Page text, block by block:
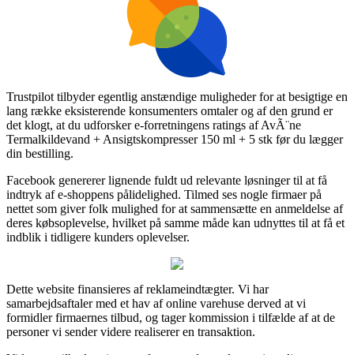
Trustpilot tilbyder egentlig anstændige muligheder for at besigtige en
lang række eksisterende konsumenters omtaler og af den grund er
det klogt, at du udforsker e-forretningens ratings af AvÃ¨ne
Termalkildevand + Ansigts­kompresser 150 ml + 5 stk før du lægger
din bestilling.
Facebook genererer lignende fuldt ud relevante løsninger til at få
indtryk af e-shoppens pålidelighed. Tilmed ses nogle firmaer på
nettet som giver folk mulighed for at sammensætte en anmeldelse af
deres købsoplevelse, hvilket på samme måde kan udnyttes til at få et
indblik i tidligere kunders oplevelser.
Dette website finansieres af reklameindtægter. Vi har
samarbejdsaftaler med et hav af online varehuse derved at vi
formidler firmaernes tilbud, og tager kommission i tilfælde af at de
personer vi sender videre realiserer en transaktion.